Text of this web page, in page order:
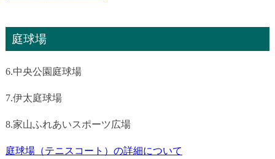
庭球場
6.中央公園庭球場
7.伊太庭球場
8.家山ふれあいスポーツ広場
庭球場（テニスコート）の詳細について